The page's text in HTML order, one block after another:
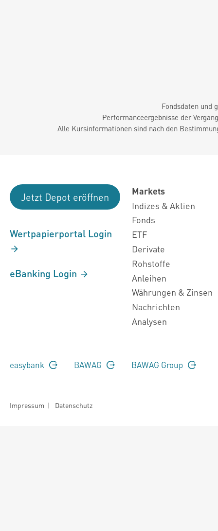
Fondsdaten und
Performanceergebnisse der
Alle Kursinformationen sind nach den
Jetzt Depot eröffnen
Wertpapierportal Login
eBanking Login
Markets
Indizes & Aktien
Fonds
ETF
Derivate
Rohstoffe
Anleihen
Währungen & Zinsen
Nachrichten
Analysen
easybank BAWAG BAWAG Group
Impressum | Datenschutz